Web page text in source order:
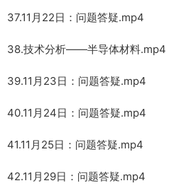
37.11月22日：问题答疑.mp4
38.技术分析——半导体材料.mp4
39.11月23日：问题答疑.mp4
40.11月24日：问题答疑.mp4
41.11月25日：问题答疑.mp4
42.11月29日：问题答疑.mp4